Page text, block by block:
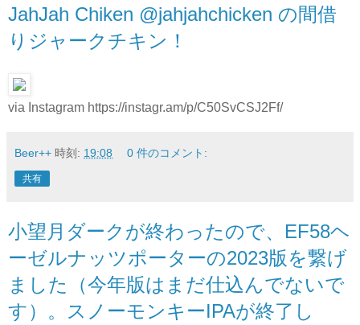
JahJah Chiken @jahjahchicken の間借
りジャークチキン！
via Instagram https://instagr.am/p/C50SvCSJ2Ff/
Beer++ 時刻: 19:08 0 件のコメント:
共有
小望月ダークが終わったので、EF58ヘ
ーゼルナッツポーターの2023版を繋げ
ました（今年版はまだ仕込んでないで
す）。スノーモンキーIPAが終了し